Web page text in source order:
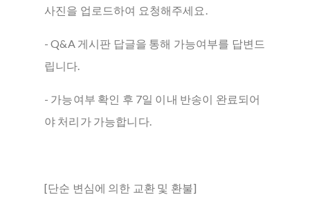
사진을 업로드하여 요청해주세요.
- Q&A 게시판 답글을 통해 가능여부를 답변드
립니다.
- 가능여부 확인 후 7일 이내 반송이 완료되어
야 처리가 가능합니다.
[단순 변심에 의한 교환 및 환불]